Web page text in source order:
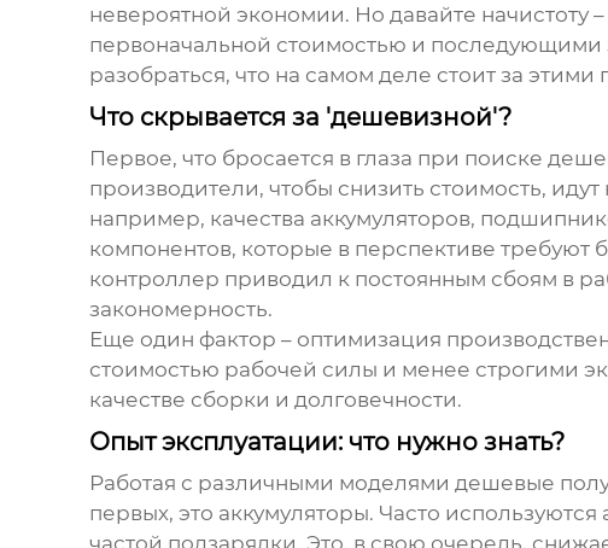
невероятной экономии. Но давайте начистоту
первоначальной стоимостью и последующими
разобраться, что на самом деле стоит за
Что скрывается за 'дешевизной'?
Первое, что бросается в глаза при поиске
производители, чтобы снизить стоимость,
например, качества аккумуляторов,
компонентов, которые в перспективе
контроллер приводил к постоянным сбоям в
закономерность.
Еще один фактор – оптимизация
стоимостью рабочей силы и менее строгими
качестве сборки и долговечности.
Опыт эксплуатации: что нужно знать?
Работая с различными моделями дешевые
первых, это аккумуляторы. Часто
частой подзарядки. Это, в свою очередь,